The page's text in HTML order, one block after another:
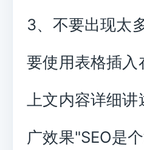
3、不要出现太
要使用表格插入
上文内容详细
广效果"SEO是